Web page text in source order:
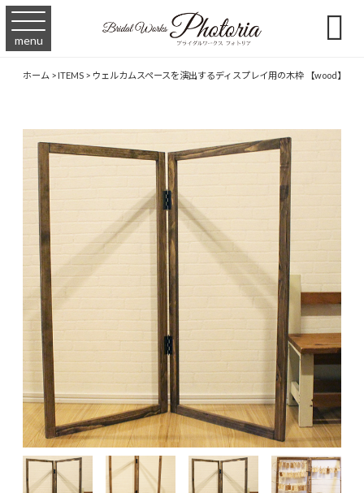
menu 
ホーム > ITEMS > ウェルカムスペースを演出するディスプレイ用の木枠 【wood】